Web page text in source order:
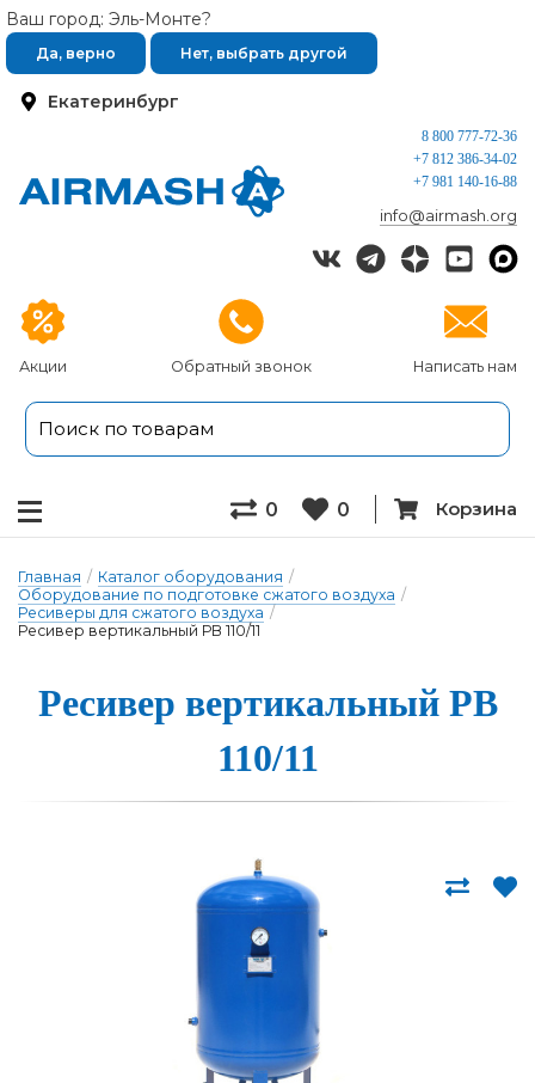
Екатеринбург
Ваш город: Эль-Монте?
Да, верно Нет, выбрать другой
Акции Обратный звонок Написать нам
8 800 777-72-36
+7 812 386-34-02
+7 981 140-16-88
info@airmash.org
0 0 Корзина
Главная / Каталог оборудования /
Оборудование по подготовке сжатого воздуха /
Ресиверы для сжатого воздуха /
Ресивер вертикальный РВ 110/11
Ресивер вер­ти­каль­ный РВ
110/11